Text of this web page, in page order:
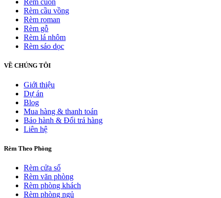
Rèm cầu vồng
Rèm roman
Rèm gỗ
Rèm lá nhôm
Rèm sáo dọc
VỀ CHÚNG TÔI
Giới thiệu
Dự án
Blog
Mua hàng & thanh toán
Bảo hành & Đổi trả hàng
Liên hệ
Rèm Theo Phòng
Rèm cửa sổ
Rèm văn phòng
Rèm phòng khách
Rèm phòng ngủ